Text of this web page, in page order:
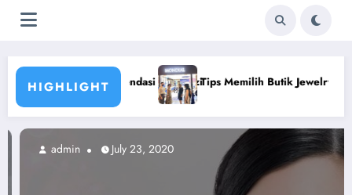
HIGHLIGHT
Ahli GiziTips Memilih Butik Jewelry Tepat untuk yang Mengutamakan
admin July 23, 2020